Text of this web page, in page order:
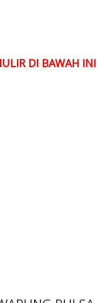
DI BAWAH INI